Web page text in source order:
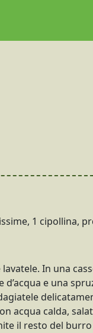
1 cipollina,
In una
e una
acqua calda,
il resto del